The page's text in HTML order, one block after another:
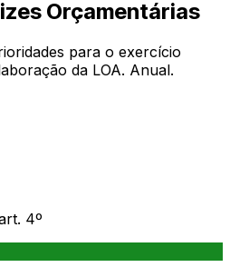
Orçamentárias
para o exercício
da LOA. Anual.
4º